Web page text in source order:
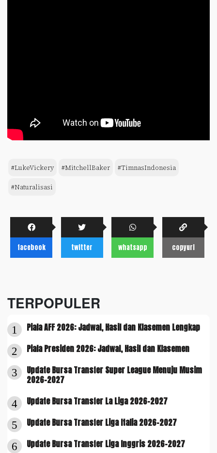
#LukeVickery #MitchellBaker #TimnasIndonesia
#Naturalisasi
facebook twitter whatsapp copyurl
TERPOPULER
1 Piala AFF 2026: Jadwal, Hasil dan Klasemen Lengkap
2 Piala Presiden 2026: Jadwal, Hasil dan Klasemen
3
Update Bursa Transfer Super League Menuju Musim
2026-2027
4 Update Bursa Transfer La Liga 2026-2027
5 Update Bursa Transfer Liga Italia 2026-2027
6 Update Bursa Transfer Liga Inggris 2026-2027